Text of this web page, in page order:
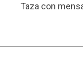
Taza con